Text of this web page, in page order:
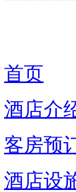
首页
酒店介
客房预
酒店设